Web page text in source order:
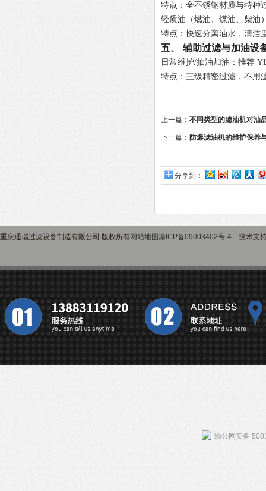
特点 ：全不锈钢材质与特
轻质油（燃油、煤油、柴油
特点 ：快速分离油水，清
五、 辅助过滤与加油设
日常维护/抽油加油 ：推荐
特点 ：三级精密过滤，不
上一篇： 不同类型的滤油机对油
很大吗？通瑞滤油机给您分析
下一篇： 防爆滤油机的维护保养
分享到：
重庆通瑞过滤设备制造有限公司 版权所有网站地图渝ICP备09003402号-4 技术支
渝公网安备